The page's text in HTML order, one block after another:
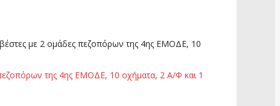
με 2 ομάδες πεζοπόρων της 4ης ΕΜΟΔΕ, 10
της 4ης ΕΜΟΔΕ, 10 οχήματα, 2 Α/Φ και 1